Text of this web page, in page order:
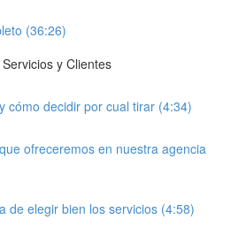
(36:26)
y Clientes
cómo decidir por cual tirar (4:34)
ofreceremos en nuestra agencia
de elegir bien los servicios (4:58)